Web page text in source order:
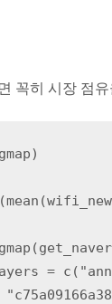
꼭히 시장 점
=